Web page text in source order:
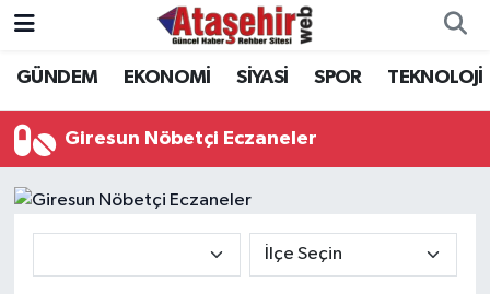
GÜNDEM EKONOMİ SİYASİ SPOR TEKNOLOJİ
Giresun Nöbetçi Eczaneler
Hava Durumu
Trafik Durumu
Süper Lig Puan Durumu ve Fikstür